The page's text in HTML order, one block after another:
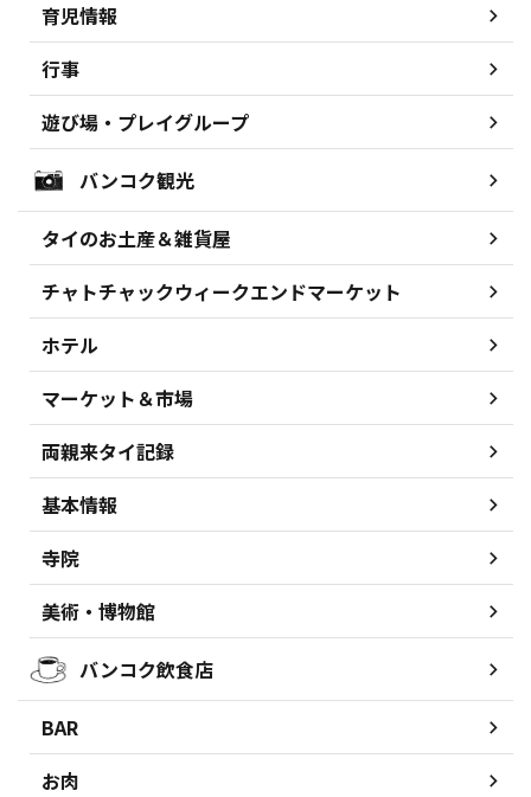
育児情報
行事
遊び場・プレイグループ
バンコク観光
タイのお土産＆雑貨屋
チャトチャックウィークエンドマーケット
ホテル
マーケット＆市場
両親来タイ記録
基本情報
寺院
美術・博物館
バンコク飲食店
BAR
お肉